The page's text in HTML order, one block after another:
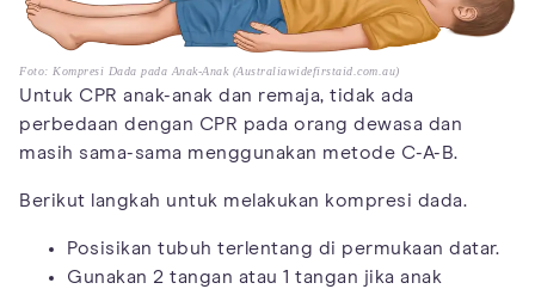
Foto: Kompresi Dada pada Anak-Anak (Australiawidefirstaid.com.au)
Untuk CPR anak-anak dan remaja, tidak ada
perbedaan dengan CPR pada orang dewasa dan
masih sama-sama menggunakan metode C-A-B.
Berikut langkah untuk melakukan kompresi dada.
Posisikan tubuh terlentang di permukaan datar.
Gunakan 2 tangan atau 1 tangan jika anak